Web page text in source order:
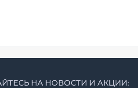
НА НОВОСТИ И АКЦИИ: